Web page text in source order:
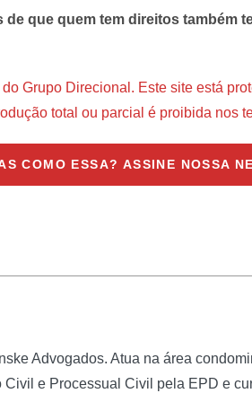
que quem tem direitos também
Grupo Direcional. Este site está
total ou parcial é proibida nos
COMO ESSA? ASSINE NOSSA
Advogados. Atua na área
Civil e Processual Civil pela EPD e